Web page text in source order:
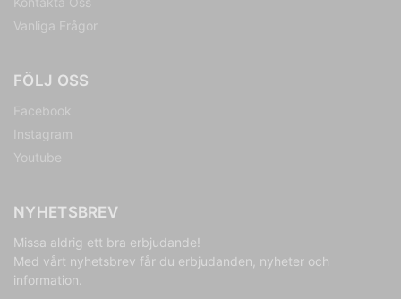
Vanliga Frågor
FÖLJ OSS
Facebook
Instagram
Youtube
NYHETSBREV
Missa aldrig ett bra erbjudande!
Med vårt nyhetsbrev får du erbjudanden, nyheter och
information.